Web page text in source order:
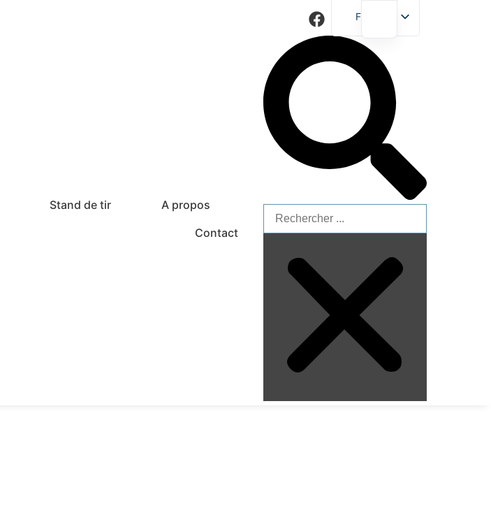
French
English
Stand de tir
A propos
Contact